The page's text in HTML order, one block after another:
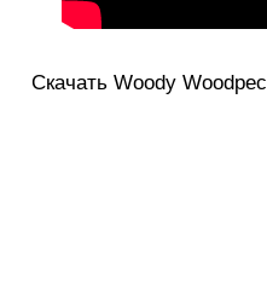
Скачать Woody